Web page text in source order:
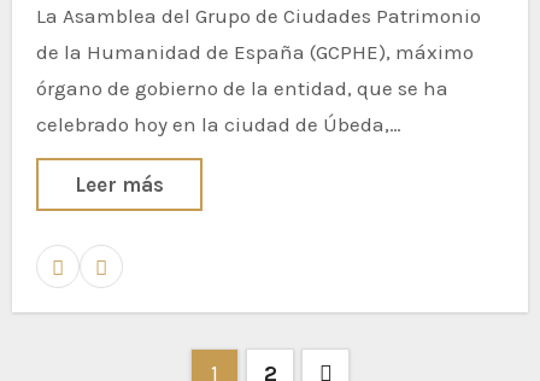
La Asamblea del Grupo de Ciudades Patrimonio
de la Humanidad de España (GCPHE), máximo
órgano de gobierno de la entidad, que se ha
celebrado hoy en la ciudad de Úbeda,…
Leer más
1 2